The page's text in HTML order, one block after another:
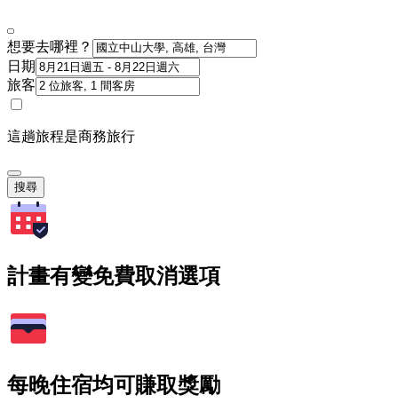
想要去哪裡？
日期
旅客
這趟旅程是商務旅行
搜尋
計畫有變免費取消選項
每晚住宿均可賺取獎勵